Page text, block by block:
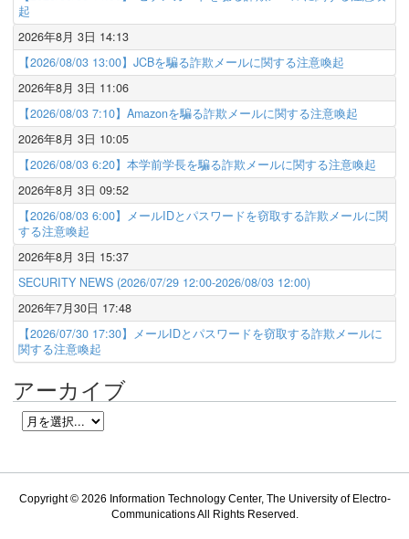
起
2026年8月 3日 14:13
【2026/08/03 13:00】JCBを騙る詐欺メールに関する注意喚起
2026年8月 3日 11:06
【2026/08/03 7:10】Amazonを騙る詐欺メールに関する注意喚起
2026年8月 3日 10:05
【2026/08/03 6:20】本学前学長を騙る詐欺メールに関する注意喚起
2026年8月 3日 09:52
【2026/08/03 6:00】メールIDとパスワードを窃取する詐欺メールに関
する注意喚起
2026年8月 3日 15:37
SECURITY NEWS (2026/07/29 12:00-2026/08/03 12:00)
2026年7月30日 17:48
【2026/07/30 17:30】メールIDとパスワードを窃取する詐欺メールに
関する注意喚起
アーカイブ
Copyright © 2026 Information Technology Center, The University of Electro-
CommunicationsAll Rights Reserved.